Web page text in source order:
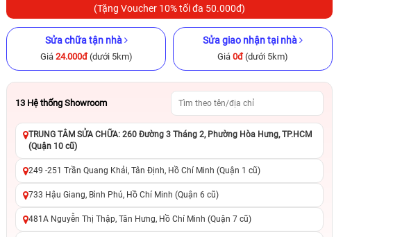
iPhone 13 Pro 256GB Cũ chính
hãng
9.490.000đ
14.990.000đ
-5.500.000đ
9.090.000đ 11.990.000đ
-2.900.000đ -8.500.000đ
(Tặng Voucher 10% tối đa 50.000đ)
Sửa chữa tận nhà
Giá 24.000đ(dưới 5km)
Sửa giao nhận tại nhà
Giá 0đ(dưới 5km)
13 Hệ thống Showroom
TRUNG TÂM SỬA CHỮA: 260 Đường 3 Tháng 2, Phường Hòa Hưng, TP.HCM
(Quận 10 cũ)
249 -251 Trần Quang Khải, Tân Định, Hồ Chí Minh (Quận 1 cũ)
733 Hậu Giang, Bình Phú, Hồ Chí Minh (Quận 6 cũ)
481A Nguyễn Thị Thập, Tân Hưng, Hồ Chí Minh (Quận 7 cũ)